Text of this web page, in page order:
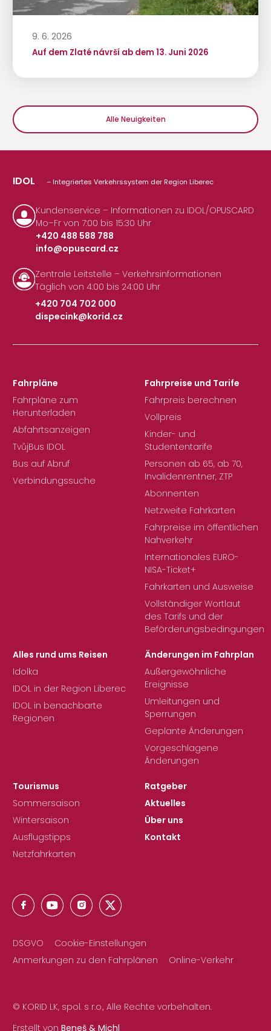
9. 6. 2026
Auf dem Zlaté návrší ab dem 13. Juni 2026
Alle Neuigkeiten
IDOL – Integriertes Verkehrssystem der Region Liberec
Kundenservice – Informationen zu IDOL/OPUSCARD
Mo–Fr von 7:00 bis 15:30 Uhr
+420 488 588 788
|
info@opuscard.cz
Zentrale Leitstelle – Verkehrsinformationen
Täglich von 4:00 bis 24:00 Uhr
+420 704 702 000
|
dispecink@korid.cz
Fahrpläne
Fahrpläne zum
Herunterladen
Abfahrtsanzeigen
TvůjBus IDOL
Bus auf Abruf
Verbindungssuche
Fahrpreise und Tarife
Fahrpreis berechnen
Vollpreis
Kinder- und
Studententarife
Personen ab 65, ab 70,
Invalidenrentner, ZTP
Abonnenten
Netzweite Fahrkarten
Fahrpreise im öffentlichen
Nahverkehr
Internationales EURO-
NISA-Ticket+
Fahrkarten und Ausweise
Vollständiger Wortlaut
des Tarifs und der
Beförderungsbedingungen
Alles rund ums Reisen
Idolka
IDOL in der Region Liberec
IDOL in benachbarte
Regionen
Änderungen im Fahrplan
Außergewöhnliche
Ereignisse
Umleitungen und
Sperrungen
Geplante Änderungen
Vorgeschlagene
Änderungen
Tourismus
Sommersaison
Wintersaison
Ausflugstipps
Netzfahrkarten
Ratgeber
Aktuelles
Über uns
Kontakt
DSGVO
Cookie-Einstellungen
Anmerkungen zu den Fahrplänen
Online-Verkehr
© KORID LK, spol. s r.o., Alle Rechte vorbehalten.
Erstellt von Beneš & Michl